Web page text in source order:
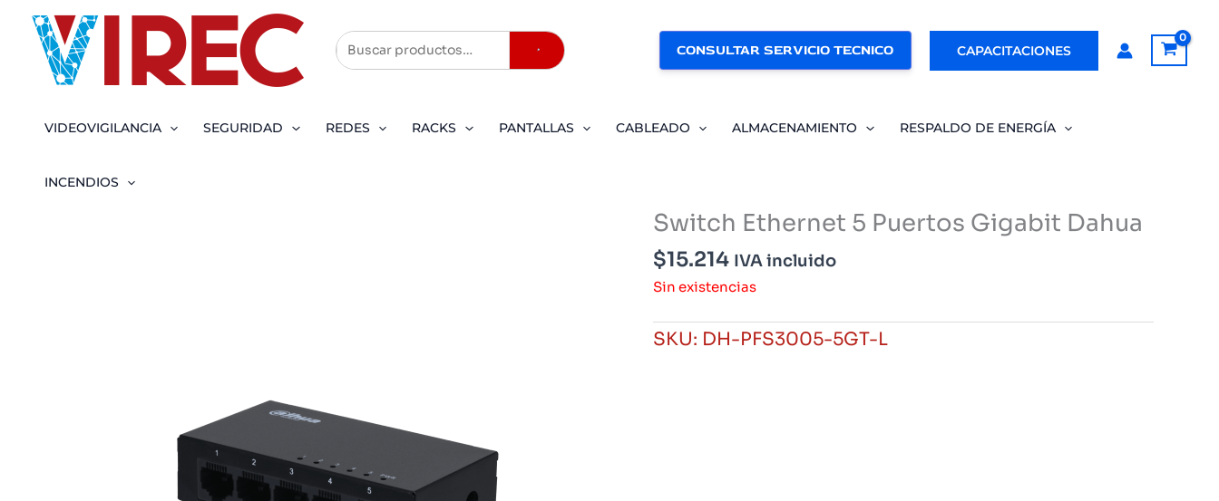
contenido
Buscar CONSULTAR SERVICIO TECNICO CAPACITACIONES
VIDEOVIGILANCIA SEGURIDAD REDES RACKS PANTALLAS CABLEADO ALMACENAMIENTO RESPALDO DE ENERGÍA
INCENDIOS
Switch Ethernet 5 Puertos Gigabit Dahua
$15.214 IVA incluido
Sin existencias
SKU: DH-PFS3005-5GT-L